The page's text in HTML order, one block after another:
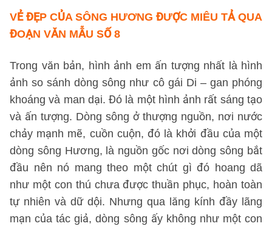
VẺ ĐẸP CỦA SÔNG HƯƠNG ĐƯỢC MIÊU TẢ QUA
ĐOẠN VĂN MẪU SỐ 8
Trong văn bản, hình ảnh em ấn tượng nhất là hình
ảnh so sánh dòng sông như cô gái Di – gan phóng
khoáng và man dại. Đó là một hình ảnh rất sáng tạo
và ấn tượng. Dòng sông ở thượng nguồn, nơi nước
chảy mạnh mẽ, cuồn cuộn, đó là khởi đầu của một
dòng sông Hương, là nguồn gốc nơi dòng sông bắt
đầu nên nó mang theo một chút gì đó hoang dã
như một con thú chưa được thuần phục, hoàn toàn
tự nhiên và dữ dội. Nhưng qua lăng kính đầy lãng
mạn của tác giả, dòng sông ấy không như một con